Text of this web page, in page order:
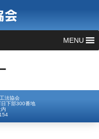
会
MENU
法協会
日下部300番地
内